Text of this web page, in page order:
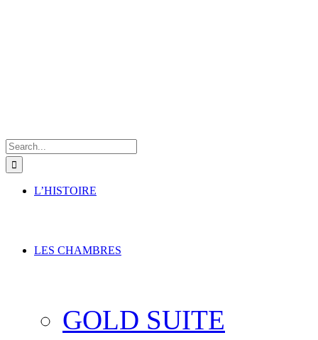
for:
L’HISTOIRE
LES CHAMBRES
GOLD SUITE